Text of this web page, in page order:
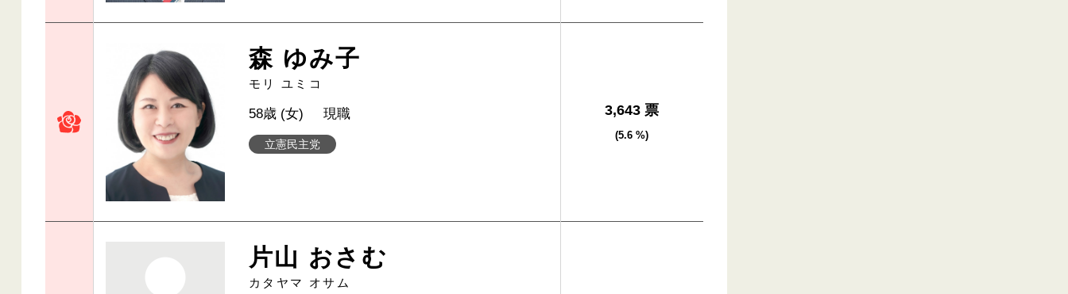
森 ゆみ子
モリ ユミコ
立憲民主党
58歳 (女) 現職 3,643 票
(5.6 %)
片山 おさむ
カタヤマ オサム